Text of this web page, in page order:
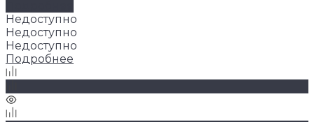
Недоступно
Недоступно
Недоступно
Подробнее